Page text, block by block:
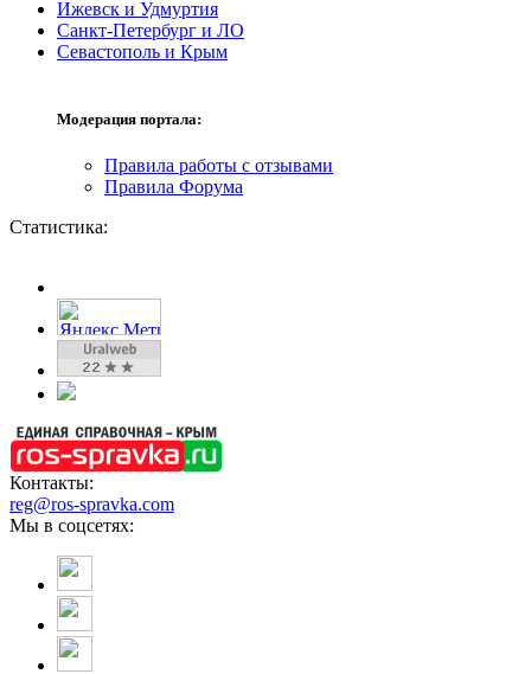
Ижевск и Удмуртия
Санкт-Петербург и ЛО
Севастополь и Крым
Модерация портала:
Правила работы с отзывами
Правила Форума
Статистика:
Контакты:
reg@ros-spravka.com
Мы в соцсетях: